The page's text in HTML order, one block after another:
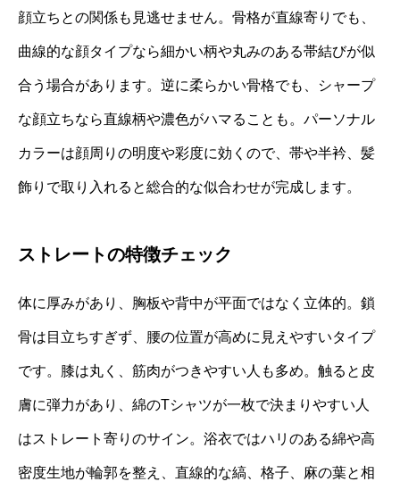
顔立ちとの関係も見逃せません。骨格が直線寄りでも、
曲線的な顔タイプなら細かい柄や丸みのある帯結びが似
合う場合があります。逆に柔らかい骨格でも、シャープ
な顔立ちなら直線柄や濃色がハマることも。パーソナル
カラーは顔周りの明度や彩度に効くので、帯や半衿、髪
飾りで取り入れると総合的な似合わせが完成します。
ストレートの特徴チェック
体に厚みがあり、胸板や背中が平面ではなく立体的。鎖
骨は目立ちすぎず、腰の位置が高めに見えやすいタイプ
です。膝は丸く、筋肉がつきやすい人も多め。触ると皮
膚に弾力があり、綿のTシャツが一枚で決まりやすい人
はストレート寄りのサイン。浴衣ではハリのある綿や高
密度生地が輪郭を整え、直線的な縞、格子、麻の葉と相